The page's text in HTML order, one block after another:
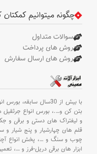
چگونه میتوانیم کمکتان
سوالات متداول
روش های پرداخت
روش های ارسال سفارش
با بیش از 30سال سابقه،
بورس
بتن کن و….، بورس انواع
و لیفتراک های دستی و برقی و
قلم های چهارشیار و پنج شیار و
چوب و سنگ و …، پخش انواع
ابزار های برقی دریل-فرز و …،